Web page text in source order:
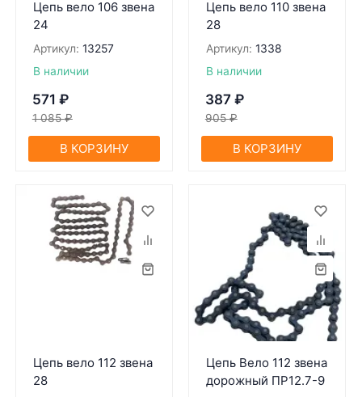
Цепь вело 106 звена
24
Артикул: 13257
В наличии
571 ₽
1 085 ₽
В КОРЗИНУ
Цепь вело 110 звена
28
Артикул: 1338
В наличии
387 ₽
905 ₽
В КОРЗИНУ
Цепь вело 112 звена
28
Цепь Вело 112 звена
дорожный ПР12.7-9